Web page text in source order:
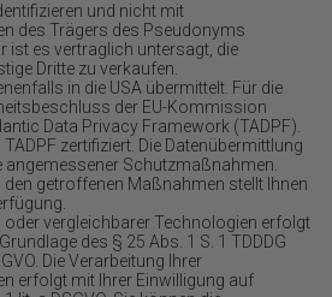
und nicht mit
des Trägers des Pseudonyms
ist es vertraglich untersagt, die
Dritte zu verkaufen.
in die USA übermittelt. Für die
der EU-Kommission
Data Privacy Framework (TADPF).
zertifiziert. Die Datenübermittlung
angemessener Schutzmaßnahmen.
getroffenen Maßnahmen stellt Ihnen
oder vergleichbarer Technologien erfolgt
des § 25 Abs. 1 S. 1 TDDDG
Die Verarbeitung Ihrer
erfolgt mit Ihrer Einwilligung auf